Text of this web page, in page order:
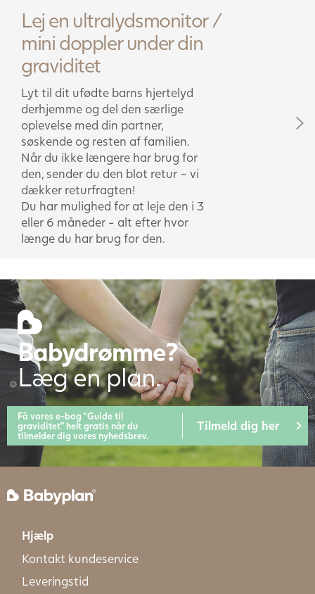
Lej en ultralydsmonitor /
mini doppler under din
graviditet
Lyt til dit ufødte barns hjertelyd
derhjemme og del den særlige
oplevelse med din partner,
søskende og resten af familien.
Når du ikke længere har brug for
den, sender du den blot retur – vi
dækker returfragten!
Du har mulighed for at leje den i 3
eller 6 måneder - alt efter hvor
længe du har brug for den.
Babydrømme?
Læg en plan.
Få vores e-bog “Guide til
graviditet” helt gratis når du
tilmelder dig vores nyhedsbrev.
Tilmeld dig her
Hjælp
Kontakt kundeservice
Leveringstid